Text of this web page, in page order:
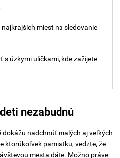
najkrajších miest na sledovanie
s úzkymi uličkami, kde zažijete
nezabudnú
dokážu nadchnúť malých aj veľkých
ktorúkoľvek pamiatku, vedzte, že
mesta dáte. Možno práve